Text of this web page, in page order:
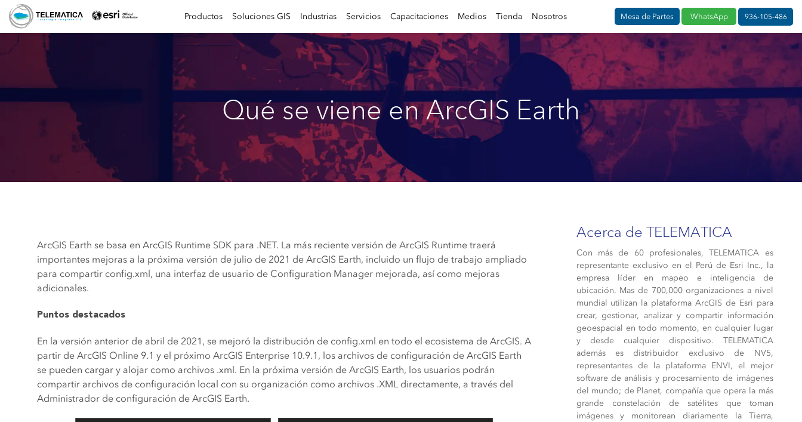
Productos Soluciones GIS Industrias Servicios Capacitaciones Medios Tienda Nosotros Mesa de Partes WhatsApp 936-105-486
Qué se viene en ArcGIS Earth
ArcGIS Earth se basa en ArcGIS Runtime SDK para .NET. La más reciente versión de ArcGIS Runtime traerá
importantes mejoras a la próxima versión de julio de 2021 de ArcGIS Earth, incluido un flujo de trabajo ampliado
para compartir config.xml, una interfaz de usuario de Configuration Manager mejorada, así como mejoras
adicionales.
Puntos destacados
En la versión anterior de abril de 2021, se mejoró la distribución de config.xml en todo el ecosistema de ArcGIS. A
partir de ArcGIS Online 9.1 y el próximo ArcGIS Enterprise 10.9.1, los archivos de configuración de ArcGIS Earth
se pueden cargar y alojar como archivos .xml. En la próxima versión de ArcGIS Earth, los usuarios podrán
compartir archivos de configuración local con su organización como archivos .XML directamente, a través del
Administrador de configuración de ArcGIS Earth.
Acerca de TELEMATICA
Con más de 60 profesionales, TELEMATICA es
representante exclusivo en el Perú de Esri Inc., la
empresa líder en mapeo e inteligencia de
ubicación. Mas de 700,000 organizaciones a nivel
mundial utilizan la plataforma ArcGIS de Esri para
crear, gestionar, analizar y compartir información
geoespacial en todo momento, en cualquier lugar
y desde cualquier dispositivo. TELEMATICA
además es distribuidor exclusivo de NV5,
representantes de la plataforma ENVI, el mejor
software de análisis y procesamiento de imágenes
del mundo; de Planet, compañía que opera la más
grande constelación de satélites que toman
imágenes y monitorean diariamente la Tierra,